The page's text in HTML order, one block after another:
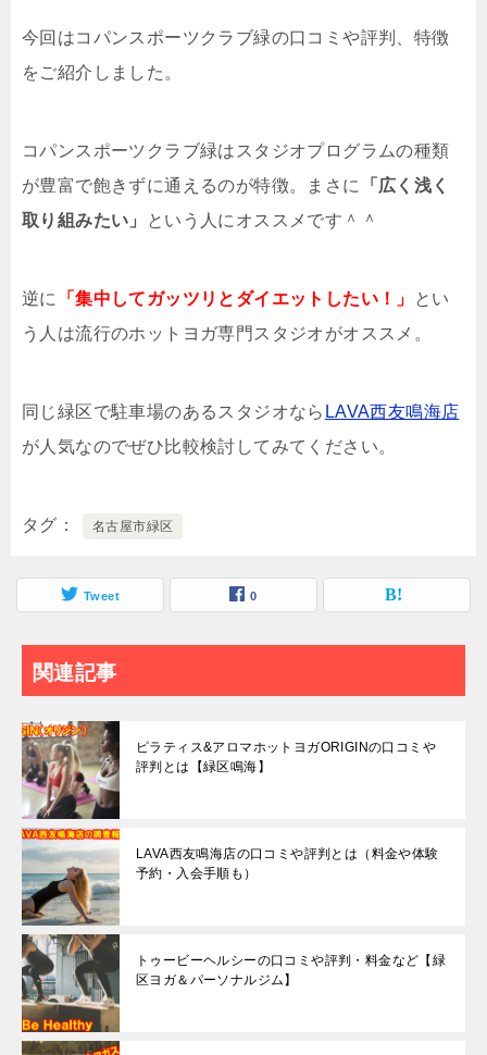
今回はコパンスポーツクラブ緑の口コミや評判、特徴
をご紹介しました。
コパンスポーツクラブ緑はスタジオプログラムの種類
が豊富で飽きずに通えるのが特徴。まさに
「広く浅く
取り組みたい」
という人にオススメです＾＾
逆に 「集中してガッツリとダイエットしたい！」
とい
う人は流行のホットヨガ専門スタジオがオススメ。
同じ緑区で駐車場のあるスタジオなら LAVA西友鳴海店
が人気なのでぜひ比較検討してみてください。
タグ 名古屋市緑区
Tweet 0
関連記事
ピラティス&アロマホットヨガORIGINの口コミや
評判とは【緑区鳴海】
LAVA西友鳴海店の口コミや評判とは（料金や体験
予約・入会手順も）
トゥービーヘルシーの口コミや評判・料金など【緑
区ヨガ＆パーソナルジム】